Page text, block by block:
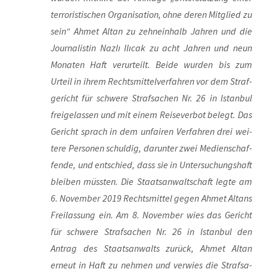
ter­ro­ris­ti­schen Orga­ni­sa­ti­on, ohne deren Mit­glied zu
sein“ Ahmet Altan zu zehn­ein­halb Jah­ren und die
Jour­na­lis­tin Naz­lı Ilı­cak zu acht Jah­ren und neun
Mona­ten Haft ver­ur­teilt. Bei­de wur­den bis zum
Urteil in ihrem Rechts­mit­tel­ver­fah­ren vor dem Straf­
ge­richt für schwe­re Straf­sa­chen Nr. 26 in Istan­bul
frei­ge­las­sen und mit einem Rei­se­ver­bot belegt. Das
Gericht sprach in dem unfai­ren Ver­fah­ren drei wei­
te­re Per­so­nen schul­dig, dar­un­ter zwei Medi­en­schaf­
fen­de, und ent­schied, dass sie in Unter­su­chungs­haft
blei­ben müss­ten. Die Staats­an­walt­schaft leg­te am
6. Novem­ber 2019 Rechts­mit­tel gegen Ahmet Alt­ans
Frei­las­sung ein. Am 8. Novem­ber wies das Gericht
für schwe­re Straf­sa­chen Nr. 26 in Istan­bul den
Antrag des Staats­an­walts zurück, Ahmet Altan
erneut in Haft zu neh­men und ver­wies die Straf­sa­